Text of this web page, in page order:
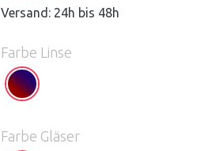
Versand: 24h bis 48h
Farbe Linse
Winefire
Farbe Gläser